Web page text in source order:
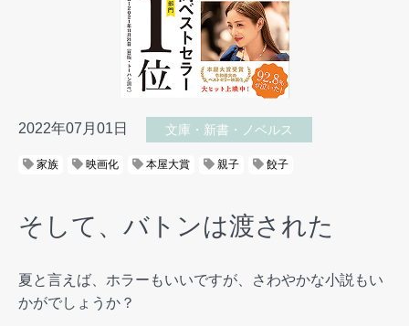
2022年07月01日 文庫・新書・ノベルス
家族 映画化 本屋大賞 親子 餃子
そして、バトンは渡された
夏と言えば、ホラーもいいですが、さわやかな小説もい
かがでしょうか？